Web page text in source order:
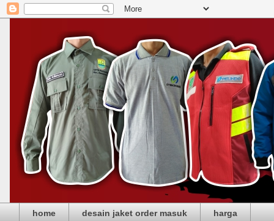
home desain jaket order masuk harga